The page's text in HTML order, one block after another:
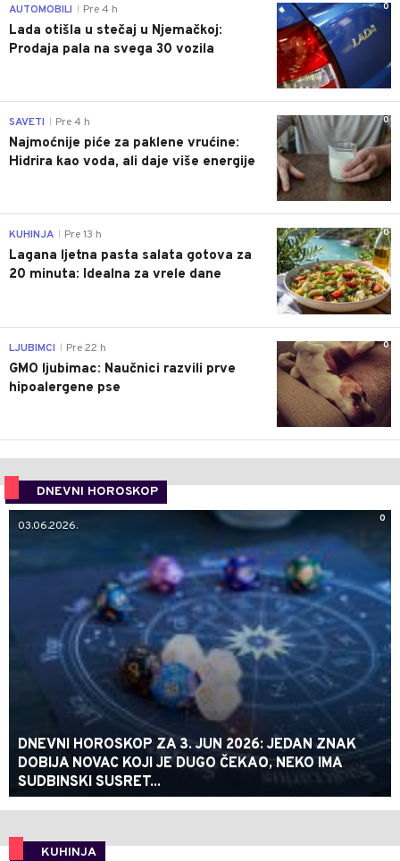
0
AUTOMOBILI Pre 4 h
Lada otišla u stečaj u Njemačkoj:
Prodaja pala na svega 30 vozila
0
SAVETI Pre 4 h
Najmoćnije piće za paklene vrućine:
Hidrira kao voda, ali daje više energije
0
KUHINJA Pre 13 h
Lagana ljetna pasta salata gotova za
20 minuta: Idealna za vrele dane
0
LJUBIMCI Pre 22 h
GMO ljubimac: Naučnici razvili prve
hipoalergene pse
DNEVNI HOROSKOP
0
03.06.2026.
DNEVNI HOROSKOP ZA 3. JUN 2026: JEDAN ZNAK
DOBIJA NOVAC KOJI JE DUGO ČEKAO, NEKO IMA
SUDBINSKI SUSRET...
KUHINJA